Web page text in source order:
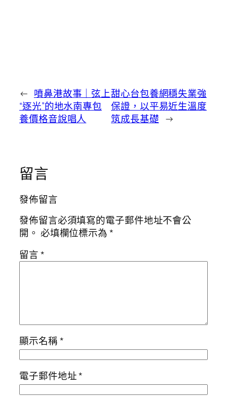
← 噴鼻港故事｜弦上
“逐光”的地水南專包
養價格音說唱人
甜心台包養網穩失業強
保證，以平易近生溫度
筑成長基礎 →
留言
發佈留言
發佈留言必須填寫的電子郵件地址不會公
開。 必填欄位標示為*
留言*
顯示名稱*
電子郵件地址*